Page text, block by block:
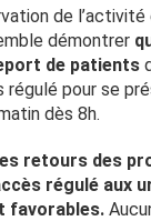
de
démontrer
de patients
régulé pour se
dès 8h.
retours des
régulé aux
favorables.